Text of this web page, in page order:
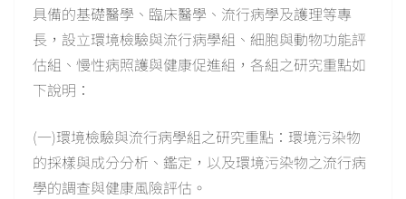
具備的基礎醫學、臨床醫學、流行病學及護理等專
長，設立環境檢驗與流行病學組、細胞與動物功能評
估組、慢性病照護與健康促進組，各組之研究重點如
下說明：
(一)環境檢驗與流行病學組之研究重點：環境污染物
的採樣與成分分析、鑑定，以及環境污染物之流行病
學的調查與健康風險評估。